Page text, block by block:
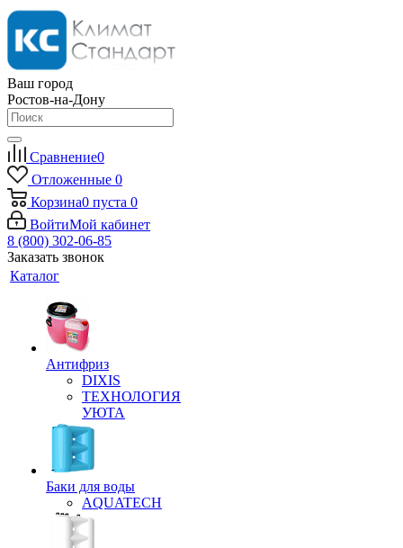
Ваш город
Ростов-на-Дону
Сравнение0
Отложенные 0
Корзина0 пуста 0
ВойтиМой кабинет
8 (800) 302-06-85
Заказать звонок
Каталог
Антифриз
DIXIS
ТЕХНОЛОГИЯ
УЮТА
Баки для воды
AQUATECH